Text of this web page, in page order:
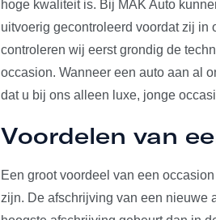
hoge kwaliteit is. Bij MAK Auto
uitvoerig gecontroleerd voordat zij in
controleren wij eerst grondig de
occasion. Wanneer een auto aan al
dat u bij ons alleen luxe, jonge
Voordelen van
Een groot voordeel van een
zijn. De afschrijving van een nieuwe